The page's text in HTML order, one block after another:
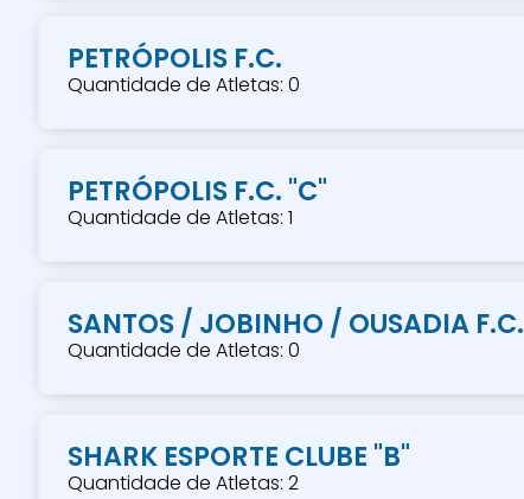
PETRÓPOLIS F.C.
Quantidade de Atletas: 0
PETRÓPOLIS F.C. "C"
Quantidade de Atletas: 1
SANTOS / JOBINHO / OUSADIA F.C.
Quantidade de Atletas: 0
SHARK ESPORTE CLUBE "B"
Quantidade de Atletas: 2